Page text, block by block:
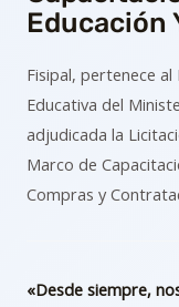
Educación
Fisipal, pertenece
Educativa del
adjudicada la
Marco de
Compras y
«Desde siempre,